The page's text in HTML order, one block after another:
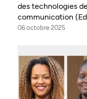
des technologies
communication
06 octobre 2025